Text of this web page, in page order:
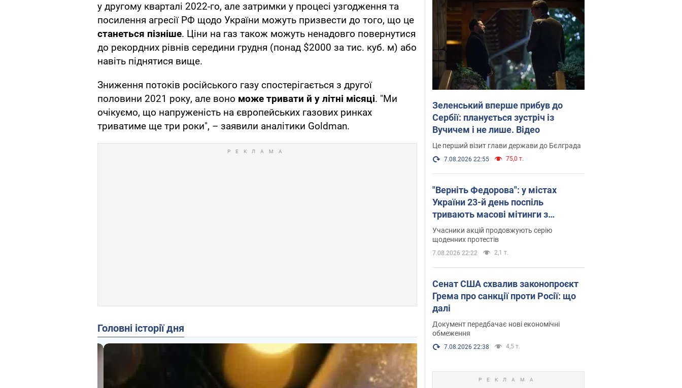
у другому кварталі 2022-го, але затримки у процесі узгодження та
посилення агресії РФ щодо України можуть призвести до того, що це
станеться пізніше. Ціни на газ також можуть ненадовго повернутися
до рекордних рівнів середини грудня (понад $2000 за тис. куб. м) або
навіть піднятися вище.
Зниження потоків російського газу спостерігається з другої
половини 2021 року, але воно може тривати й у літні місяці. "Ми
очікуємо, що напруженість на європейських газових ринках
триватиме ще три роки", – заявили аналітики Goldman.
Головні історії дня
Зеленський вперше прибув до
Сербії: планується зустріч із
Вучичем і не лише. Відео
Це перший візит глави держави до Бєлграда
7.08.2026 22:55 75,0 т.
"Верніть Федорова": у містах
України 23-й день поспіль
тривають масові мітинги з
картонками. Фото і відео
Учасники акцій продовжують серію
щоденних протестів
7.08.2026 22:22 2,1 т.
Сенат США схвалив законопроєкт
Грема про санкції проти Росії: що
далі
Документ передбачає нові економічні
обмеження
7.08.2026 22:38 4,5 т.